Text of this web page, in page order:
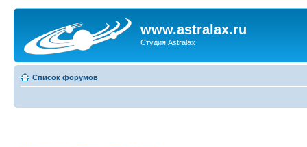
www.astralax.ru
Студия Astralax
Список форумов